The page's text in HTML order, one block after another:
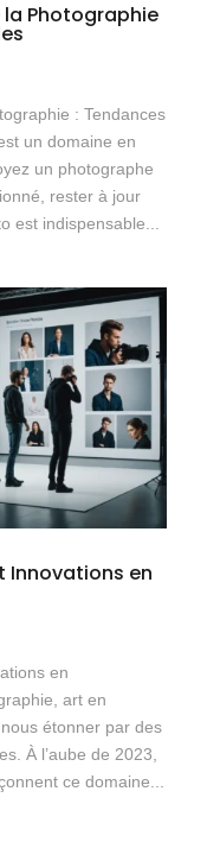
la Photographie
: Tendances
un domaine en
un photographe
rester à jour
est indispensable...
Innovations en
en
art en
étonner par des
À l’aube de 2023,
ce domaine...